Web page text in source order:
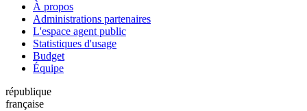
À propos
Administrations partenaires
L'espace agent public
Statistiques d'usage
Budget
Équipe
république
française